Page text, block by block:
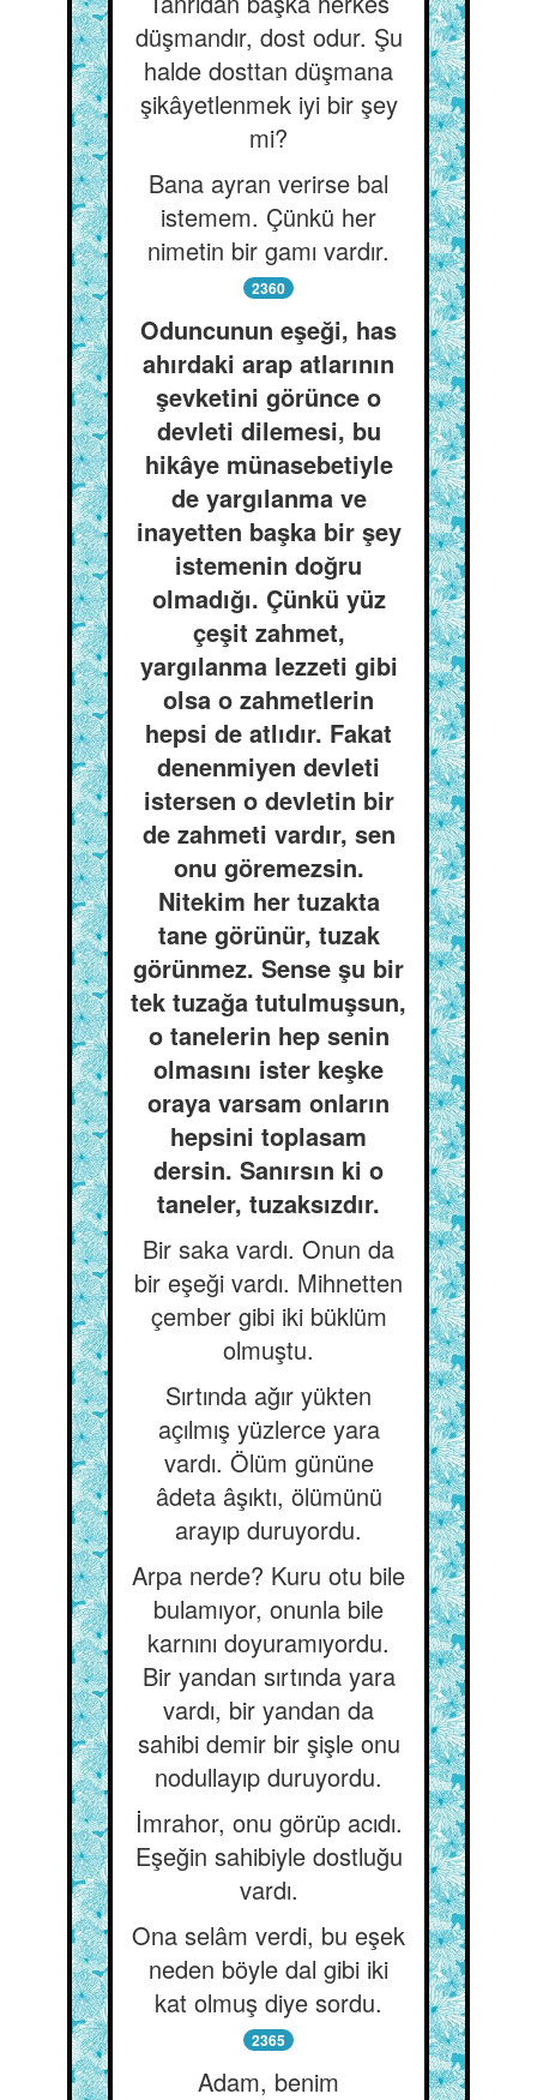
düşmandır, dost odur. Şu
halde dosttan düşmana
şikâyetlenmek iyi bir şey
mi?
Bana ayran verirse bal
istemem. Çünkü her
nimetin bir gamı vardır.
2360
Oduncunun eşeği, has
ahırdaki arap atlarının
şevketini görünce o
devleti dilemesi, bu
hikâye münasebetiyle
de yargılanma ve
inayetten başka bir şey
istemenin doğru
olmadığı. Çünkü yüz
çeşit zahmet,
yargılanma lezzeti gibi
olsa o zahmetlerin
hepsi de atlıdır. Fakat
denenmiyen devleti
istersen o devletin bir
de zahmeti vardır, sen
onu göremezsin.
Nitekim her tuzakta
tane görünür, tuzak
görünmez. Sense şu bir
tek tuzağa tutulmuşsun,
o tanelerin hep senin
olmasını ister keşke
oraya varsam onların
hepsini toplasam
dersin. Sanırsın ki o
taneler, tuzaksızdır.
Bir saka vardı. Onun da
bir eşeği vardı. Mihnetten
çember gibi iki büklüm
olmuştu.
Sırtında ağır yükten
açılmış yüzlerce yara
vardı. Ölüm gününe
âdeta âşıktı, ölümünü
arayıp duruyordu.
Arpa nerde? Kuru otu bile
bulamıyor, onunla bile
karnını doyuramıyordu.
Bir yandan sırtında yara
vardı, bir yandan da
sahibi demir bir şişle onu
nodullayıp duruyordu.
İmrahor, onu görüp acıdı.
Eşeğin sahibiyle dostluğu
vardı.
Ona selâm verdi, bu eşek
neden böyle dal gibi iki
kat olmuş diye sordu.
2365
Adam, benim